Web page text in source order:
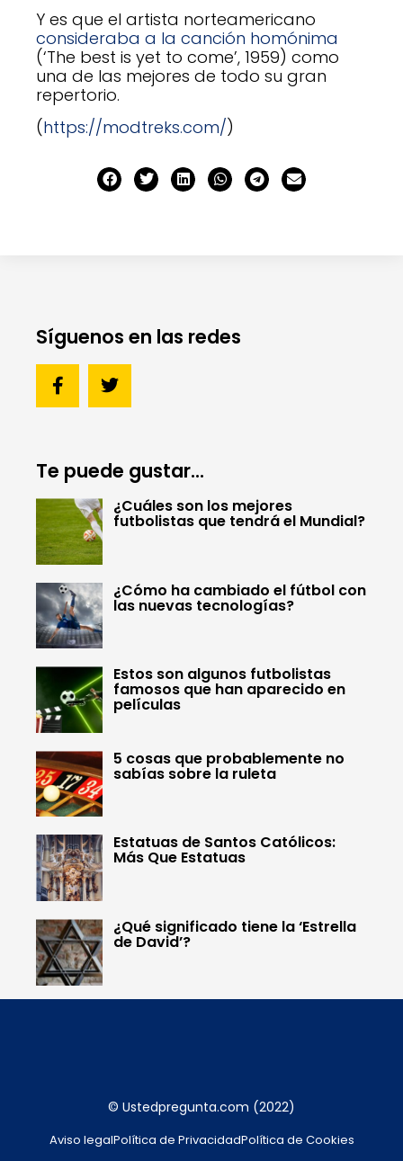
Y es que el artista norteamericano
consideraba a la canción homónima
(‘The best is yet to come’, 1959) como
una de las mejores de todo su gran
repertorio.
(https://modtreks.com/)
Síguenos en las redes
Te puede gustar...
¿Cuáles son los mejores
futbolistas que tendrá el Mundial?
¿Cómo ha cambiado el fútbol con
las nuevas tecnologías?
Estos son algunos futbolistas
famosos que han aparecido en
películas
5 cosas que probablemente no
sabías sobre la ruleta
Estatuas de Santos Católicos:
Más Que Estatuas
¿Qué significado tiene la ‘Estrella
de David’?
© Ustedpregunta.com (2022)
Aviso legalPolítica de PrivacidadPolítica de Cookies